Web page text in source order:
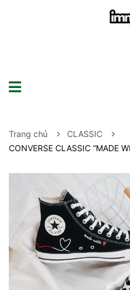
Trang chủ
CLASSIC
CONVERSE CLASSIC “MADE